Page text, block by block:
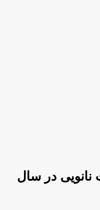
نانویی در سال